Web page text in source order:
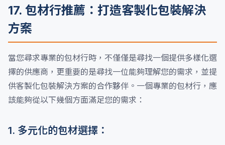
17. 包材行推薦：打造客製化包裝解決
方案
當您尋求專業的包材行時，不僅僅是尋找一個提供多樣化選
擇的供應商，更重要的是尋找一位能夠理解您的需求，並提
供客製化包裝解決方案的合作夥伴。一個專業的包材行，應
該能夠從以下幾個方面滿足您的需求：
1. 多元化的包材選擇：